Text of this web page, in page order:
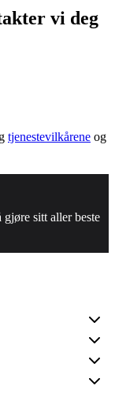
vi deg
tjenestevilkårene og
sitt aller beste